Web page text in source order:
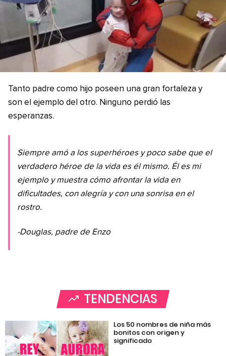
Tanto padre como hijo poseen una gran fortaleza y
son el ejemplo del otro. Ninguno perdió las
esperanzas.
Siempre amó a los superhéroes y poco sabe que el
verdadero héroe de la vida es él mismo. Él es mi
ejemplo y muestra cómo afrontar la vida en
dificultades, con alegría y con una sonrisa en el
rostro.
-Douglas, padre de Enzo
TENDENCIAS
Los 50 nombres de niña más
bonitos con origen y
significado